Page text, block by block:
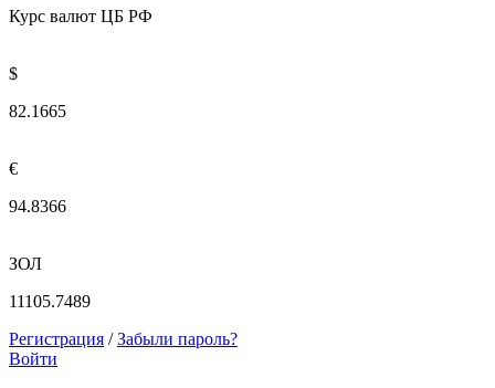
Курс валют ЦБ РФ
$
82.1665
€
94.8366
ЗОЛ
11105.7489
Регистрация / Забыли пароль?
Войти